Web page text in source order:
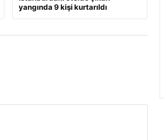
yangında 9 kişi kurtarıldı